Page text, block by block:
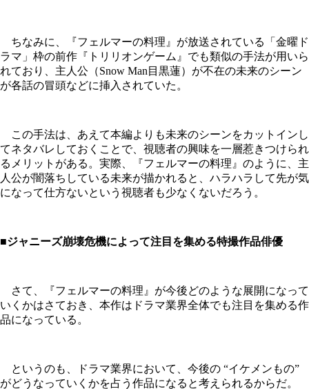
ちなみに、『フェルマーの料理』が放送されている「金曜ド
ラマ」枠の前作『トリリオンゲーム』でも類似の手法が用いら
れており、主人公（Snow Man目黒蓮）が不在の未来のシーン
が各話の冒頭などに挿入されていた。
この手法は、あえて本編よりも未来のシーンをカットインし
てネタバレしておくことで、視聴者の興味を一層惹きつけられ
るメリットがある。実際、『フェルマーの料理』のように、主
人公が闇落ちしている未来が描かれると、ハラハラして先が気
になって仕方ないという視聴者も少なくないだろう。
■ジャニーズ崩壊危機によって注目を集める特撮作品俳優
さて、『フェルマーの料理』が今後どのような展開になって
いくかはさておき、本作はドラマ業界全体でも注目を集める作
品になっている。
というのも、ドラマ業界において、今後の “イケメンもの”
がどうなっていくかを占う作品になると考えられるからだ。